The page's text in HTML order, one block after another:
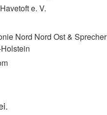
e. V.
Nord Nord Ost & Sprecher